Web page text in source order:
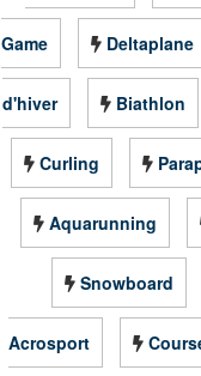
Game Deltaplane
d'hiver Biathlon
Curling
Aquarunning
Snowboard
Acrosport